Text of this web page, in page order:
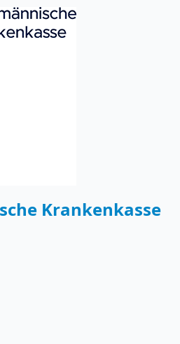
Krankenkasse